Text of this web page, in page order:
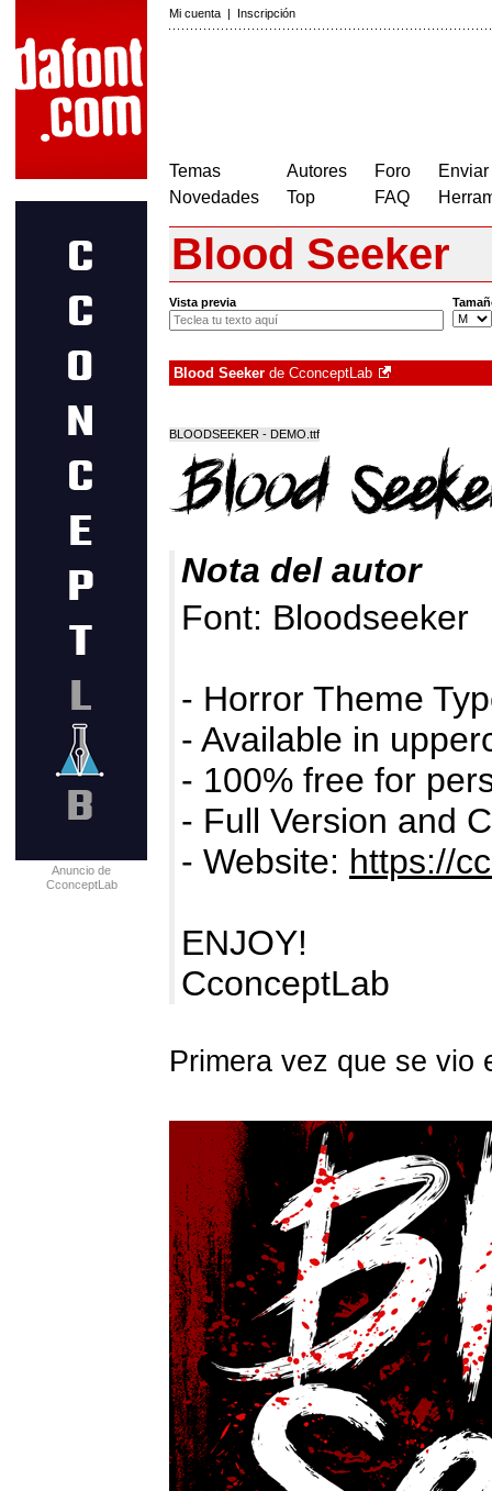
Mi cuenta | Inscripción
Temas
Novedades
Autores
Top
Foro
FAQ
Anuncio de
CconceptLab
Blood Seeker
Vista previa
Blood Seeker de CconceptLab
BLOODSEEKER - DEMO.ttf
Nota del autor
Font: Bloodseeker
- Horror Theme
- Available in
- 100% free for
- Full Version and
- Website: https://
ENJOY!
CconceptLab
Primera vez que se vio